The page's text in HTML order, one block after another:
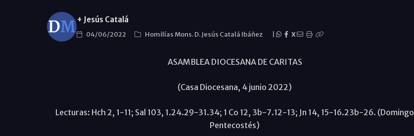
+ Jesús Catalá
04/06/2022 Homilías Mons. D. Jesús Catalá Ibáñez X
ASAMBLEA DIOCESANA DE CARITAS
(Casa Diocesana, 4 junio 2022)
Lecturas: Hch 2, 1-11; Sal 103, 1.24.29-31.34; 1 Co 12, 3b-7.12-13; Jn 14, 15-16.23b-26. (Domingo
Pentecostés)